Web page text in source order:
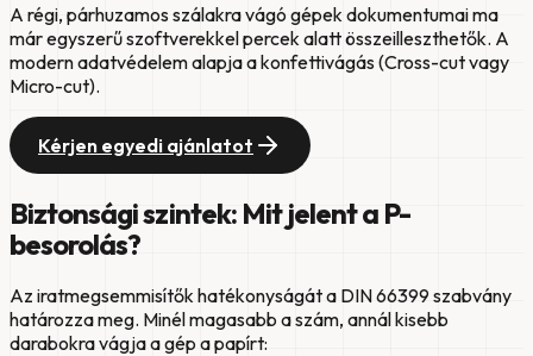
A régi, párhuzamos szálakra vágó gépek dokumentumai ma
már egyszerű szoftverekkel percek alatt összeilleszthetők. A
modern adatvédelem alapja a konfettivágás (Cross-cut vagy
Micro-cut).
Kérjen egyedi ajánlatot
Biztonsági szintek: Mit jelent a P-
besorolás?
Az iratmegsemmisítők hatékonyságát a DIN 66399 szabvány
határozza meg. Minél magasabb a szám, annál kisebb
darabokra vágja a gép a papírt: